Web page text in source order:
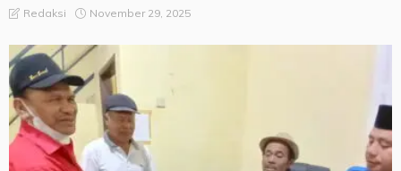
Redaksi November 29, 2025